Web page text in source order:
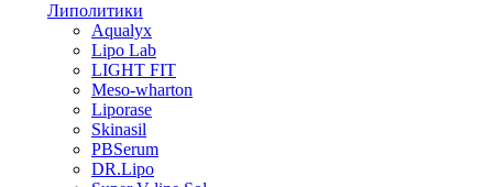
Липолитики
Aqualyx
Lipo Lab
LIGHT FIT
Meso-wharton
Liporase
Skinasil
PBSerum
DR.Lipo